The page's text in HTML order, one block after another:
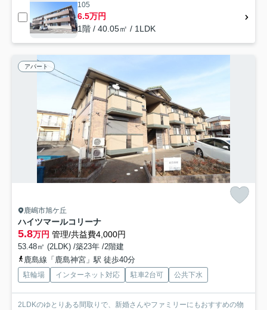
105
6.5万円
1階 / 40.05㎡ / 1LDK
アパート
鹿嶋市旭ケ丘
ハイツマールコリーナ
5.8万円 管理/共益費4,000円
53.48㎡ (2LDK) /築23年 /2階建
鹿島線「鹿島神宮」駅 徒歩40分
駐輪場 インターネット対応 駐車2台可 公共下水
2LDKのゆとりある間取りで、新婚さんやファミリーにもおすすめの物